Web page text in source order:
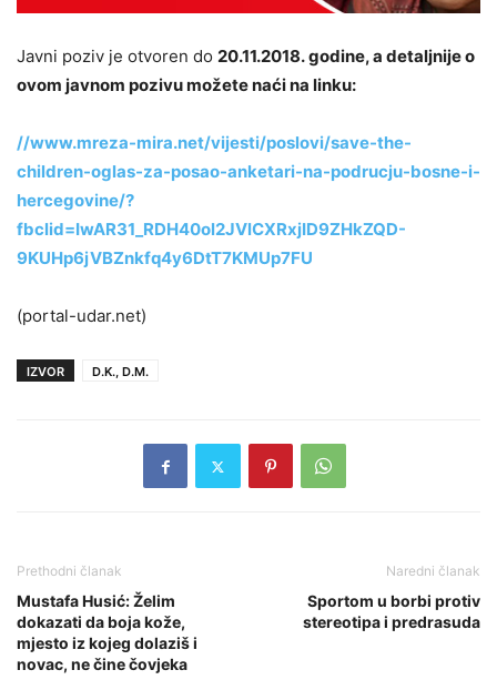
Javni poziv je otvoren do 20.11.2018. godine,a detaljnije o
ovom javnom pozivu možete naći na linku:
//www.mreza-mira.net/vijesti/poslovi/save-the-
children-oglas-za-posao-anketari-na-podrucju-bosne-i-
hercegovine/?
fbclid=IwAR31_RDH40ol2JVlCXRxjID9ZHkZQD-
9KUHp6jVBZnkfq4y6DtT7KMUp7FU
(portal-udar.net)
IZVOR D.K., D.M.
Prethodni članak
Mustafa Husić: Želim
dokazati da boja kože,
mjesto iz kojeg dolaziš i
novac, ne čine čovjeka
Naredni članak
Sportom u borbi protiv
stereotipa i predrasuda